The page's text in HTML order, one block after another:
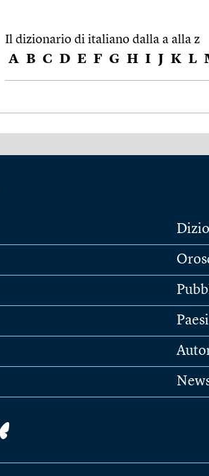
Il dizionario di italiano dalla a alla z
A B C D E F G H I J K L
Paesi